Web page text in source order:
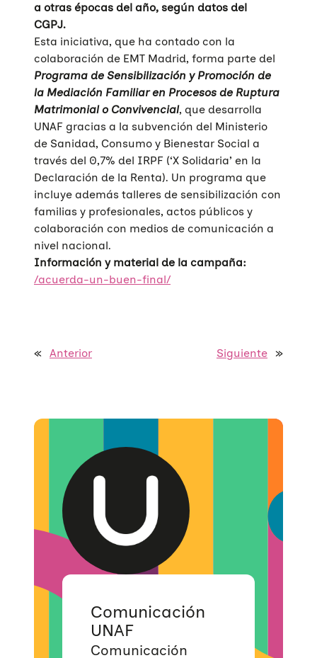
Trabajo en red
Eventos
Hazte voluntaria/o
a otras épocas del año, según datos del
CGPJ.
Esta iniciativa, que ha contado con la
colaboración de EMT Madrid, forma parte del
Programa de Sensibilización y Promoción de
la Mediación Familiar en Procesos de Ruptura
Matrimonial o Convivencial, que desarrolla
UNAF gracias a la subvención del Ministerio
de Sanidad, Consumo y Bienestar Social a
través del 0,7% del IRPF (‘X Solidaria’ en la
Declaración de la Renta). Un programa que
incluye además talleres de sensibilización con
familias y profesionales, actos públicos y
colaboración con medios de comunicación a
nivel nacional.
Información y material de la campaña:
/acuerda-un-buen-final/
« Anterior Siguiente »
Comunicación
UNAF
Comunicación